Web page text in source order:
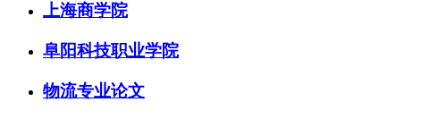
上海商学院
阜阳科技职业学院
物流专业论文